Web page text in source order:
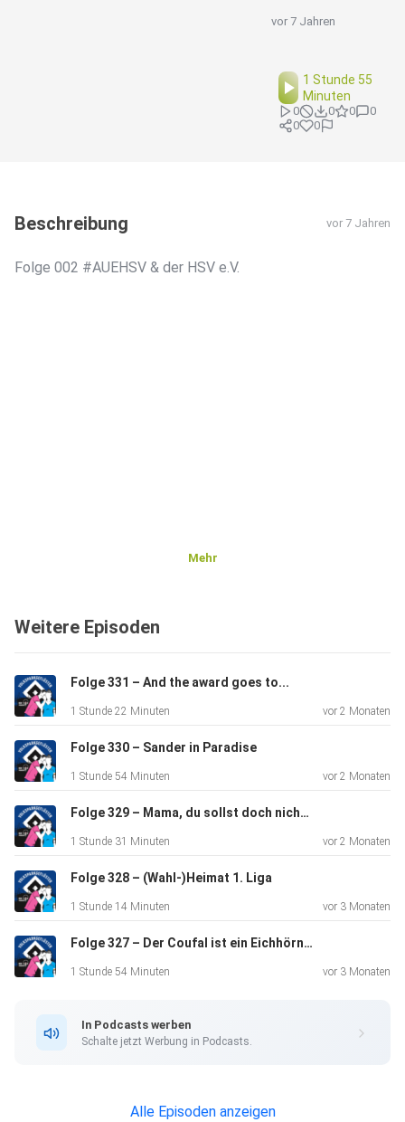
vor 7 Jahren
1 Stunde 55
Minuten
0 0 0
0
0
0
Beschreibung vor 7 Jahren
Folge 002 #AUEHSV & der HSV e.V.
Mehr
Weitere Episoden
Folge 331 – And the award goes to...
1 Stunde 22 Minuten vor 2 Monaten
Folge 330 – Sander in Paradise
1 Stunde 54 Minuten vor 2 Monaten
Folge 329 – Mama, du sollst doch nicht um deinen Luka weinen…
1 Stunde 31 Minuten vor 2 Monaten
Folge 328 – (Wahl-)Heimat 1. Liga
1 Stunde 14 Minuten vor 3 Monaten
Folge 327 – Der Coufal ist ein Eichhörnchen!
1 Stunde 54 Minuten vor 3 Monaten
In Podcasts werben
Schalte jetzt Werbung in Podcasts.
Alle Episoden anzeigen